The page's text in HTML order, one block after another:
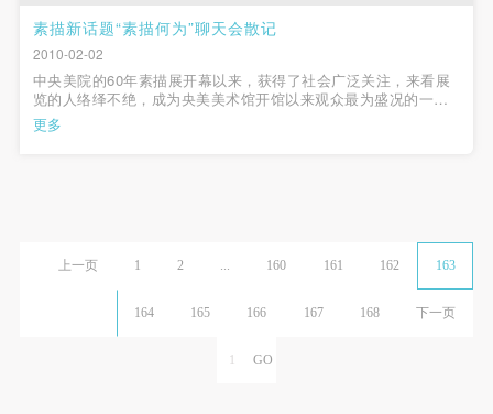
素描新话题“素描何为”聊天会散记
2010-02-02
中央美院的60年素描展开幕以来，获得了社会广泛关注，来看展
览的人络绎不绝，成为央美美术馆开馆以来观众最为盛况的一个
展览。 而围绕素描展也引起了各种话题，不仅媒体给予了高密度
的报道，也采访了的展览策展人、艺术家，而且央美也同时举行
更多
上一页 1 2 ... 160 161 162 163
164 165 166 167 168 下一页